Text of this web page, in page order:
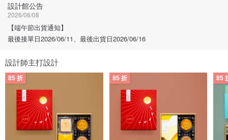
設計館公告
2026/06/08
【端午節出貨通知】
最後接單日2026/06/11、最後出貨日2026/06/16
設計師主打設計
85 折 85 折 85